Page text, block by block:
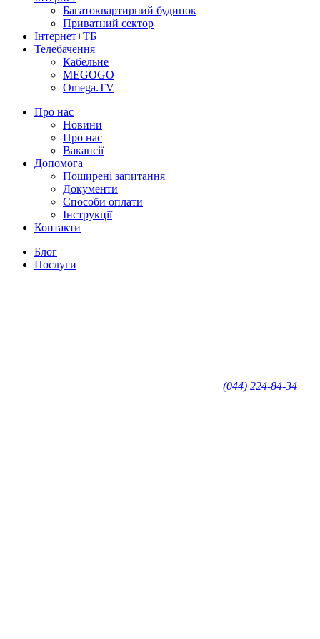
Багатоквартирний будинок
Приватний сектор
Інтернет+ТБ
Телебачення
Кабельне
MEGOGO
Omega.TV
Про нас
Новини
Про нас
Вакансії
Допомога
Поширені запитання
Документи
Способи оплати
Інструкції
Контакти
Блог
Послуги
(044) 224-84-34